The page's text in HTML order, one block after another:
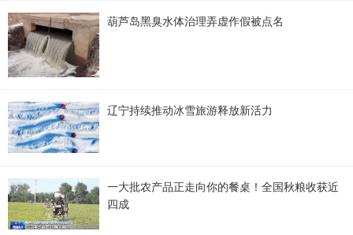
葫芦岛黑臭水体治理弄虚作假被点名
辽宁持续推动冰雪旅游释放新活力
一大批农产品正走向你的餐桌！全国秋粮收获近
四成